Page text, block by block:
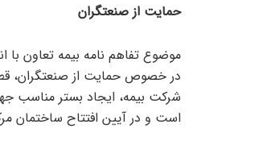
حمایت از صنعتگران
موضوع تفاهم نامه بیمه تعاون
در خصوص حمایت از صنعتگران،
شرکت بیمه، ایجاد بستر مناسب
است و در آیین افتتاح ساختمان